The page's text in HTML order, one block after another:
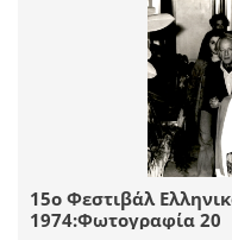
15ο Φεστιβάλ
1974:Φωτογραφία 20